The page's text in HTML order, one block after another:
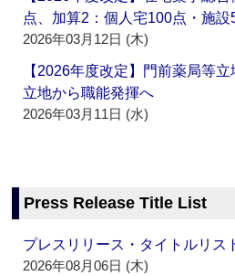
点、加算2：個人宅100点・施
2026年03月12日 (木)
【2026年度改定】門前薬局等
立地から職能発揮へ
2026年03月11日 (水)
Press Release Title List
プレスリリース・タイトルリ
2026年08月06日 (木)